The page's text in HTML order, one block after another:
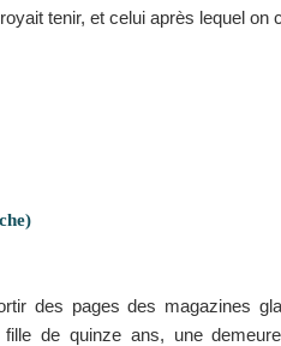
tenir, et celui après lequel on
des pages des magazines
fille de quinze ans, une